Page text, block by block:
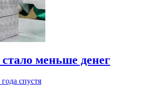
меньше денег
года спустя